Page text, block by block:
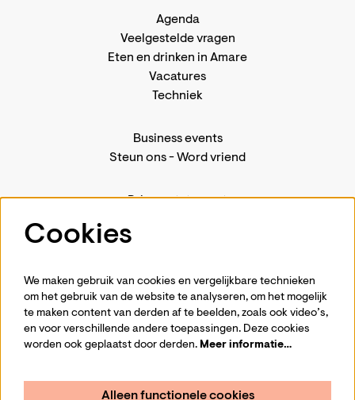
Agenda
Veelgestelde vragen
Eten en drinken in Amare
Vacatures
Techniek
Business events
Steun ons-Word vriend
Privacystatement
Volg ons
Cookies
We maken gebruik van cookies en vergelijkbare technieken
om het gebruik van de website te analyseren, om het mogelijk
te maken content van derden af te beelden, zoals ook video’s,
en voor verschillende andere toepassingen. Deze cookies
worden ook geplaatst door derden. Meer informatie…
Alleen functionele cookies